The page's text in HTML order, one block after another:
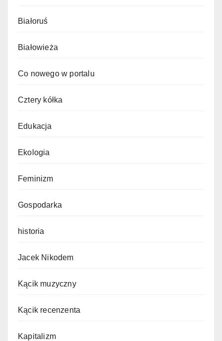
Białoruś
Białowieża
Co nowego w portalu
Cztery kółka
Edukacja
Ekologia
Feminizm
Gospodarka
historia
Jacek Nikodem
Kącik muzyczny
Kącik recenzenta
Kapitalizm